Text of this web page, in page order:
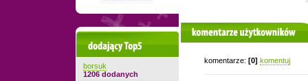
komentarze użytkowników
komentarze: [0] komentuj
Dodający top-5
borsuk
1206 dodanych